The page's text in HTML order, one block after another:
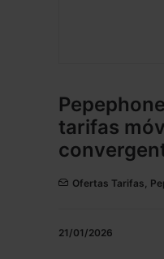
tarifas
Ofertas Tarifas,
21/01/2026